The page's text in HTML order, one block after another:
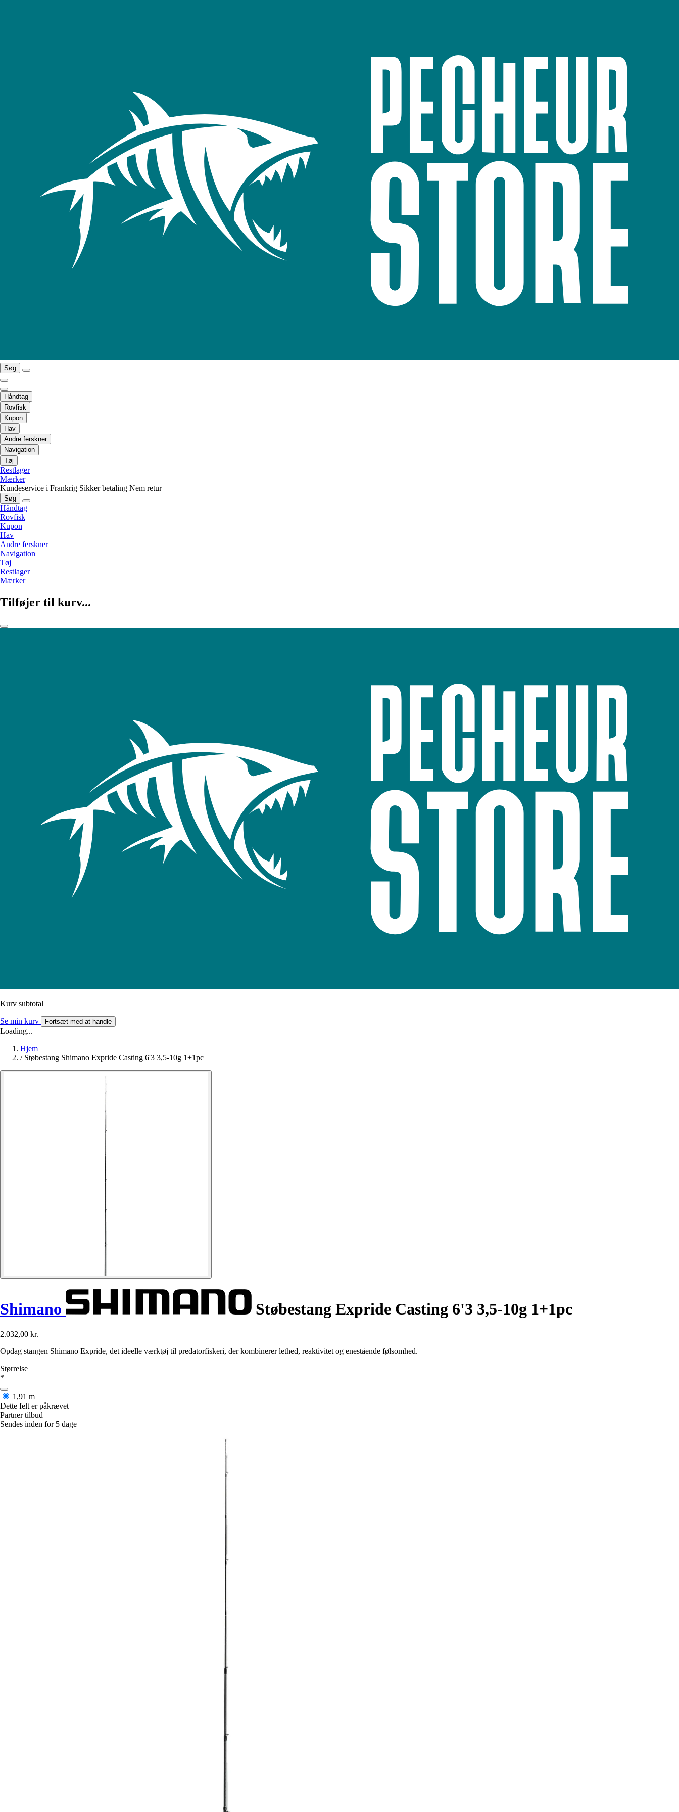
Søg
Håndtag
Rovfisk
Kupon
Hav
Andre ferskner
Navigation
Tøj
Restlager
Mærker
Kundeservice i Frankrig Sikker betaling Nem retur
Søg
Håndtag
Rovfisk
Kupon
Hav
Andre ferskner
Navigation
Tøj
Restlager
Mærker
Tilføjer til kurv...
Kurv subtotal
Se min kurv Fortsæt med at handle
Loading...
Hjem
/ Støbestang Shimano Expride Casting 6'3 3,5-10g 1+1pc
Shimano Støbestang Expride Casting 6'3 3,5-10g 1+1pc
2.032,00 kr.
Opdag stangen Shimano Expride, det ideelle værktøj til predatorfiskeri, der kombinerer lethed, reaktivitet og enestående følsomhed.
Størrelse
*
1,91 m
Dette felt er påkrævet
Partner tilbud
Sendes inden for 5 dage